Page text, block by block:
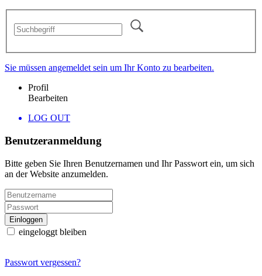
Sie müssen angemeldet sein um Ihr Konto zu bearbeiten.
Profil
Bearbeiten
LOG OUT
Benutzeranmeldung
Bitte geben Sie Ihren Benutzernamen und Ihr Passwort ein, um sich
an der Website anzumelden.
eingeloggt bleiben
Passwort vergessen?